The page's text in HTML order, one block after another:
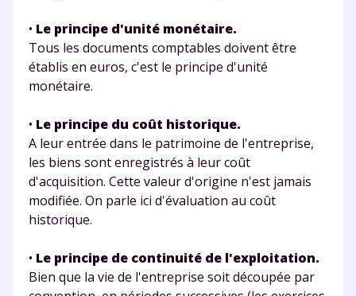
• Le principe d'unité monétaire.
Tous les documents comptables doivent être
établis en euros, c'est le principe d'unité
monétaire.
• Le principe du coût historique.
A leur entrée dans le patrimoine de l'entreprise,
les biens sont enregistrés à leur coût
d'acquisition. Cette valeur d'origine n'est jamais
modifiée. On parle ici d'évaluation au coût
historique.
• Le principe de continuité de l'exploitation.
Bien que la vie de l'entreprise soit découpée par